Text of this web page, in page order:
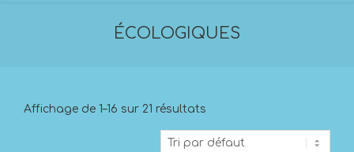
ÉCOLOGIQUES
Affichage de 1–16 sur 21 résultats